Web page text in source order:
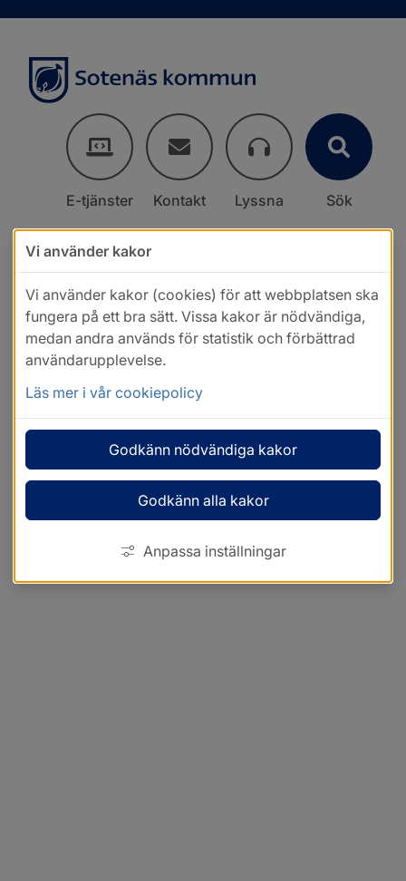
E-tjänster Kontakt Lyssna Sök
Vi använder kakor
Vi använder kakor (cookies) för att webbplatsen ska
fungera på ett bra sätt. Vissa kakor är nödvändiga,
medan andra används för statistik och förbättrad
användarupplevelse.
Läs mer i vår cookiepolicy
Godkänn nödvändiga kakor
Godkänn alla kakor
Anpassa inställningar